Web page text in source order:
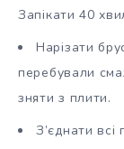
Запікати 40
Нарізати
перебували
зняти з плити.
З’єднати